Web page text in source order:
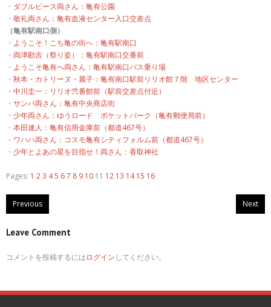
・ ダブルピース両さん：亀有公園
・ 敬礼両さん：亀有血液センター入口交差点
（亀有駅南口側）
・ ようこそ！こち亀の街へ：亀有駅南口
・ 両津勘吉（祭り姿）：亀有駅南口交番前
・ ようこそ亀有へ両さん：亀有駅南口バス乗り場
・ 秋本・カトリーヌ・麗子：亀有南口駅前リリオ館７階 地区センター
・ 中川圭一：リリオ弐番館前（駅前交差点付近）
・ サンバ両さん：亀有中央商店街
・ 少年両さん：ゆうロード ポケットパーク（亀有郵便局前）
・ 本田速人：亀有信用金庫前（都道467号）
・ ワハハ両さん：コスモ亀有シティフォルム前（都道467号）
・ 少年とよあの星を目指せ！両さん：香取神社
Pages: 1 23 45 67 8 9 10 11 12 13 14 15 16
Previous Next
Leave Comment
コメントを投稿するにはログインしてください。